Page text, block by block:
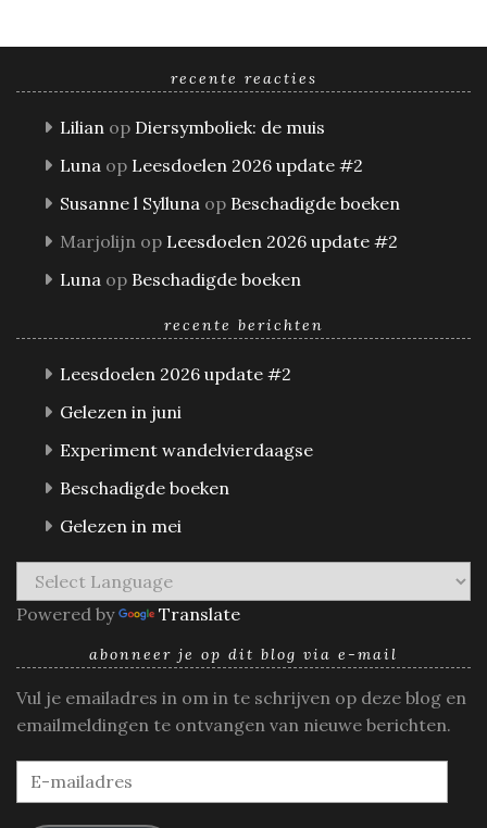
recente reacties
Lilian op Diersymboliek: de muis
Luna op Leesdoelen 2026 update #2
Susanne l Sylluna op Beschadigde boeken
Marjolijn op Leesdoelen 2026 update #2
Luna op Beschadigde boeken
recente berichten
Leesdoelen 2026 update #2
Gelezen in juni
Experiment wandelvierdaagse
Beschadigde boeken
Gelezen in mei
Powered by Translate
abonneer je op dit blog via e-mail
Vul je emailadres in om in te schrijven op deze blog en
emailmeldingen te ontvangen van nieuwe berichten.
E-
mailadres